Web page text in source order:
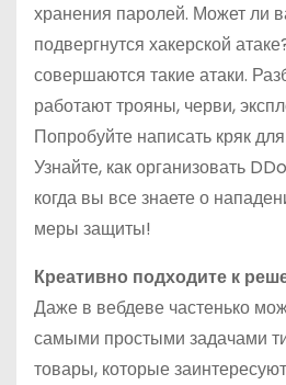
хранения паролей. Может ли
подвергнутся хакерской
совершаются такие атаки.
работают трояны, черви,
Попробуйте написать кряк
Узнайте, как организовать
когда вы все знаете о
меры защиты!
Креативно подходите к
Даже в вебдеве частенько
самыми простыми задачами
товары, которые